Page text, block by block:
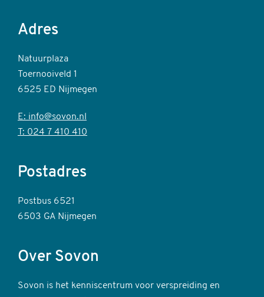
Adres
Natuurplaza
Toernooiveld 1
6525 ED Nijmegen
E: info@sovon.nl
T: 024 7 410 410
Postadres
Postbus 6521
6503 GA Nijmegen
Over Sovon
Sovon is het kenniscentrum voor verspreiding en